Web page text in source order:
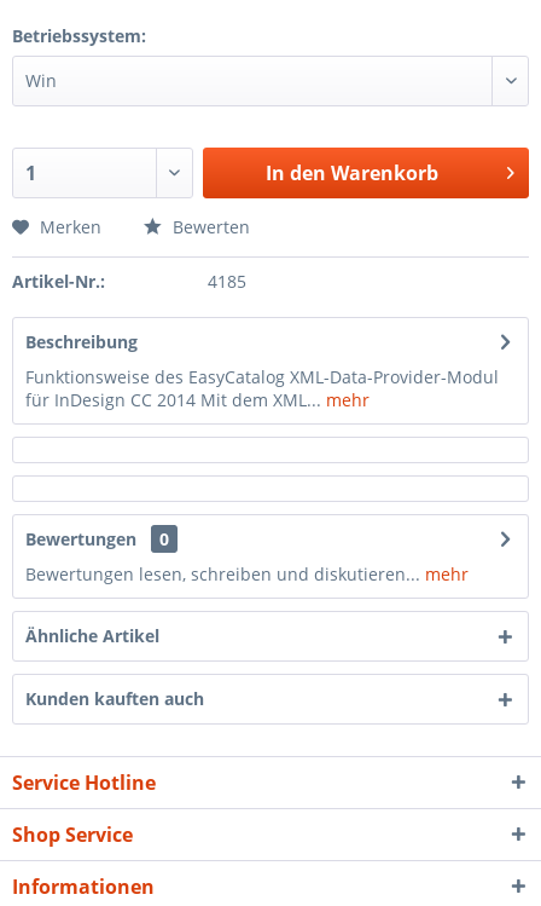
Betriebssystem:
In den Warenkorb
Merken Bewerten
Artikel-Nr.: 4185
Beschreibung
Funktionsweise des EasyCatalog XML-Data-Provider-Modul
für InDesign CC 2014 Mit dem XML... mehr
Bewertungen
0
Bewertungen lesen, schreiben und diskutieren... mehr
Ähnliche Artikel
Kunden kauften auch
Service Hotline
Shop Service
Informationen